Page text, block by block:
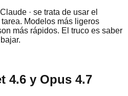
· se trata de usar el
Modelos más ligeros
más rápidos. El truco es saber
4.6 y Opus 4.7